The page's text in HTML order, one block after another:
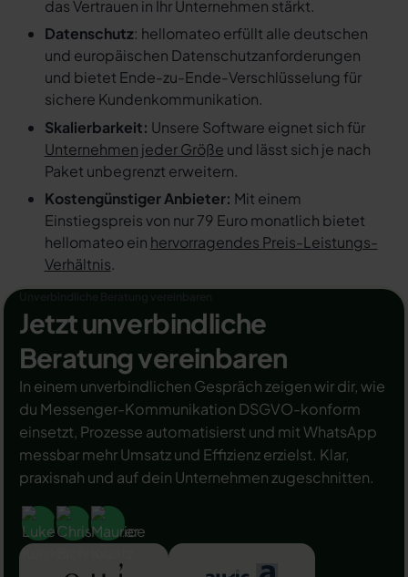
das Vertrauen in Ihr Unternehmen stärkt.
Datenschutz: hellomateo erfüllt alle deutschen
und europäischen Datenschutzanforderungen
und bietet Ende-zu-Ende-Verschlüsselung für
sichere Kundenkommunikation.
Skalierbarkeit: Unsere Software eignet sich für
Unternehmen jeder Größe und lässt sich je nach
Paket unbegrenzt erweitern.
Kostengünstiger Anbieter: Mit einem
Einstiegspreis von nur 79 Euro monatlich bietet
hellomateo ein hervorragendes Preis-Leistungs-
Verhältnis.
Jetzt unverbindliche
Beratung vereinbaren
In einem unverbindlichen Gespräch zeigen wir dir, wie
du Messenger-Kommunikation DSGVO-konform
einsetzt, Prozesse automatisierst und mit WhatsApp
messbar mehr Umsatz und Effizienz erzielst. Klar,
praxisnah und auf dein Unternehmen zugeschnitten.